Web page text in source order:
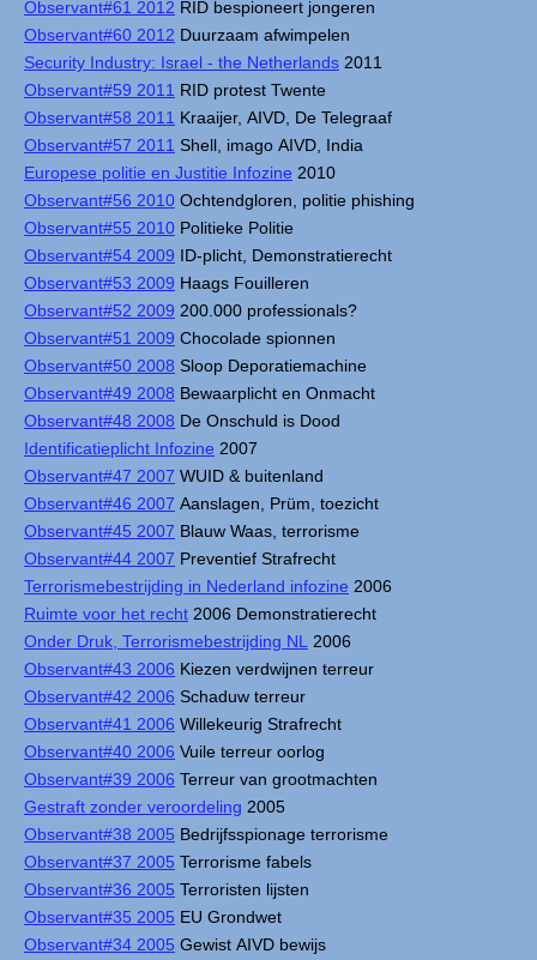
Observant#61 2012 RID bespioneert jongeren
Observant#60 2012 Duurzaam afwimpelen
Security Industry: Israel - the Netherlands 2011
Observant#59 2011 RID protest Twente
Observant#58 2011 Kraaijer, AIVD, De Telegraaf
Observant#57 2011 Shell, imago AIVD, India
Europese politie en Justitie Infozine 2010
Observant#56 2010 Ochtendgloren, politie phishing
Observant#55 2010 Politieke Politie
Observant#54 2009 ID-plicht, Demonstratierecht
Observant#53 2009 Haags Fouilleren
Observant#52 2009 200.000 professionals?
Observant#51 2009 Chocolade spionnen
Observant#50 2008 Sloop Deporatiemachine
Observant#49 2008 Bewaarplicht en Onmacht
Observant#48 2008 De Onschuld is Dood
Identificatieplicht Infozine 2007
Observant#47 2007 WUID & buitenland
Observant#46 2007 Aanslagen, Prüm, toezicht
Observant#45 2007 Blauw Waas, terrorisme
Observant#44 2007 Preventief Strafrecht
Terrorismebestrijding in Nederland infozine 2006
Ruimte voor het recht 2006 Demonstratierecht
Onder Druk, Terrorismebestrijding NL
2006
Observant#43 2006 Kiezen verdwijnen terreur
Observant#42 2006 Schaduw terreur
Observant#41 2006 Willekeurig Strafrecht
Observant#40 2006 Vuile terreur oorlog
Observant#39 2006 Terreur van grootmachten
Gestraft zonder veroordeling 2005
Observant#38 2005 Bedrijfsspionage terrorisme
Observant#37 2005 Terrorisme fabels
Observant#36 2005 Terroristen lijsten
Observant#35 2005 EU Grondwet
Observant#34 2005 Gewist AIVD bewijs